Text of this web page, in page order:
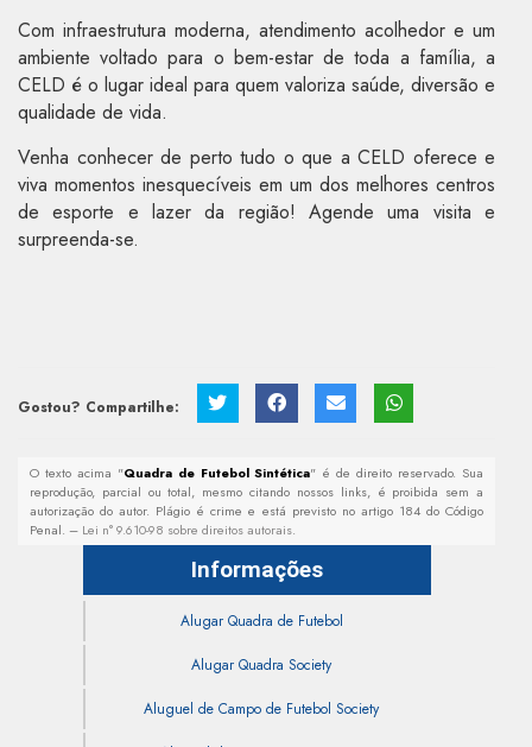
Com infraestrutura moderna, atendimento acolhedor e um
ambiente voltado para o bem-estar de toda a família, a
CELD é o lugar ideal para quem valoriza saúde, diversão e
qualidade de vida.
Venha conhecer de perto tudo o que a CELD oferece e
viva momentos inesquecíveis em um dos melhores centros
de esporte e lazer da região! Agende uma visita e
surpreenda-se.
Gostou? Compartilhe:
O texto acima "Quadra de Futebol Sintética" é de direito reservado. Sua
reprodução, parcial ou total, mesmo citando nossos links, é proibida sem a
autorização do autor. Plágio é crime e está previsto no artigo 184 do Código
Penal. – Lei n° 9.610-98 sobre direitos autorais.
Informações
Alugar Quadra de Futebol
Alugar Quadra Society
Aluguel de Campo de Futebol Society